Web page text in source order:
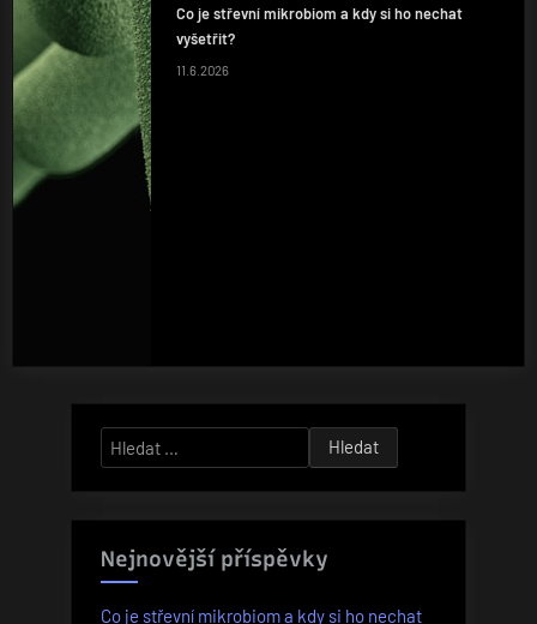
Co je střevní mikrobiom a kdy si ho nechat
vyšetřit?
11.6.2026
Vyhledávání
Nejnovější příspěvky
Co je střevní mikrobiom a kdy si ho nechat